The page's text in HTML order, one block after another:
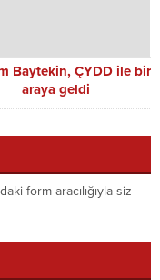
Baytekin, ÇYDD ile bir
araya geldi
form aracılığıyla siz